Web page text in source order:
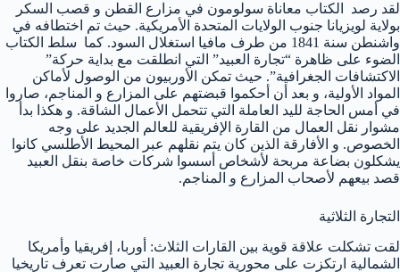
لقد رصد الكتاب معاناة سولومون في مزارع القطن و قصب السكر
بولاية لويزيانا جنوب الولايات المتحدة الأمريكية. حيث تم اختطافه في
واشنطن سنة 1841 من طرف مافيا استغلال السود. كما سلط الكتاب
الضوء على ظاهرة “تجارة العبيد” التي انطلقت مع بداية حركة”
الاكتشافات الجغرافية”. حيث تمكن الأوربيون من الوصول لأماكن
المواد الأولية، و بعد أن أحكموا قبضتهم على المزارع و المناجم، صاروا
في أمس الحاجة لليد العاملة التي تتحمل الأعمال الشاقة. و هكذا بدأ
مشوار نقل العمال من القارة الإفريقية للعالم الجديد على وجه
الخصوص. و الأفارقة الذين كان يتم نقلهم عبر المحيط الأطلسي كانوا
يشكلون بضاعة مربحة لأشخاص أسسوا شركات خاصة بنقل العبيد
قصد بيعهم لأصحاب المزارع و المناجم.
التجارة الثلاثية
لقت تشكلت علاقة قوية بين القارات الثلاث: أوربا، إفريقيا وأمريكا
الشمالية ارتكزت على محورية تجارة العبيد التي صارت تعرف تاريخيا